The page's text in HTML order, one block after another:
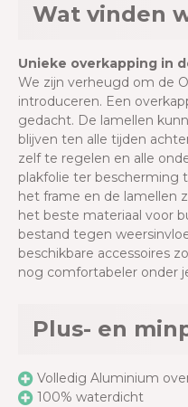
Wat vinden
Unieke overkapping in
We zijn verheugd om de
introduceren. Een
gedacht. De lamellen
blijven ten alle tijden
zelf te regelen en alle
plakfolie ter bescherming
het frame en de lamellen
het beste materiaal voor
bestand tegen
beschikbare accessoires
nog comfortabeler onder
Plus- en
Volledig Aluminium
100% waterdicht